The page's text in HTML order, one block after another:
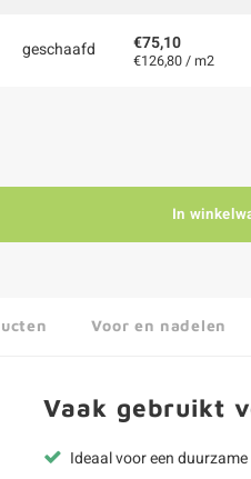
geschaafd €75,10
€126,80 / m2
In
Voor en nadelen
Vaak gebruikt
Ideaal voor een